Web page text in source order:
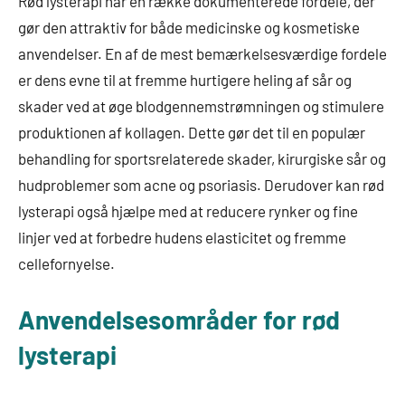
gør den attraktiv for både medicinske og kosmetiske
anvendelser. En af de mest bemærkelsesværdige fordele
er dens evne til at fremme hurtigere heling af sår og
skader ved at øge blodgennemstrømningen og stimulere
produktionen af kollagen. Dette gør det til en populær
behandling for sportsrelaterede skader, kirurgiske sår og
hudproblemer som acne og psoriasis. Derudover kan rød
lysterapi også hjælpe med at reducere rynker og fine
linjer ved at forbedre hudens elasticitet og fremme
cellefornyelse.
Anvendelsesområder for rød
lysterapi